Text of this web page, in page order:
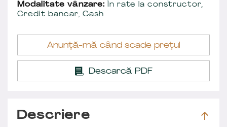
Modalitate vânzare: În rate la constructor,
Credit bancar, Cash
Anunță-mă când scade prețul
Descarcă PDF
Descriere